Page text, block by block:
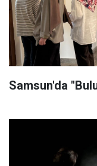
Samsun'da